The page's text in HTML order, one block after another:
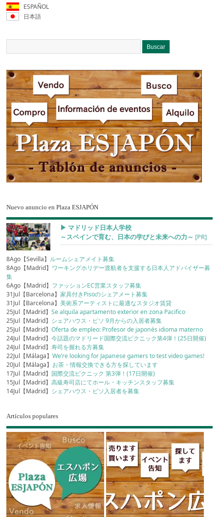
ESPAÑOL
日本語
Nuevo anuncio en Plaza ESJAPÓN
▶︎ マドリッド日本人学校
～スペインで育む、日本の学びと未来への力～ [PR]
8Ago【Sevilla】 ルームシェアメイト募集
8Ago【Madrid】 ワーキングホリデー渡航者を支援する日本人アドバイザー募
集
6Ago【Madrid】 ファッションEC営業スタッフ募集
31Jul【Barcelona】家具付きPisoのシェアメート募集
31Jul【Barcelona】美術系アーティストに最適なスタジオ賃貸
25Jul【Madrid】Se alquila apartamento exterior en zona Pacifico
25Jul【Madrid】 シェアハウス・ピソ 9月からの入居者募集
25Jul【Madrid】Oferta de empleo: Profesor de japonés idioma materno
24Jul【Madrid】今話題のマドリード国際交流ピクニック第4弾！(25日開催)
24Jul【Madrid】寿司を握れる方募集
22Jul【Málaga】We’re looking for Japanese gamers to test video games!
20Jul【Málaga】 お茶・情報交換できる方を探しています
17Jul【Madrid】 国際交流ピクニック 第3弾！(17日開催)
15Jul【Madrid】高級寿司店にてホール・キッチンスタッフ募集
14Jul【Madrid】 シェアハウス・ピソ入居者を募集
Artículos populares